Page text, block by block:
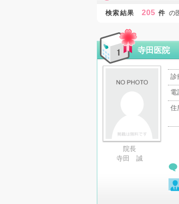
検索結果 205 件 の
寺田医院
院長
寺田 誠
診
電
住
最